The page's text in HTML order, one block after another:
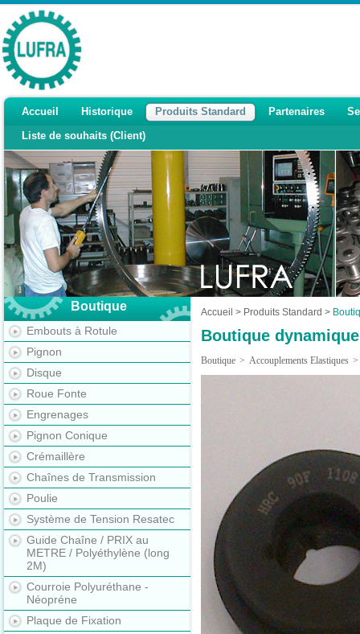
Accueil Historique Produits Standard Partenaires
Liste de souhaits (Client)
Boutique
Embouts à Rotule
Pignon
Disque
Roue Fonte
Engrenages
Pignon Conique
Crémaillère
Chaînes de Transmission
Poulie
Système de Tension Resatec
Guide Chaîne / PRIX au
METRE / Polyéthylène (long
2M)
Courroie Polyuréthane -
Néopréne
Plaque de Fixation
Accueil > Produits Standard >
Boutique dynamique
Boutique > Accouplements Elastiques >